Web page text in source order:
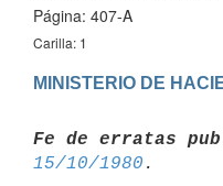
Página: 407-A
Carilla: 1
MINISTERIO DE
Fe de erratas
15/10/1980